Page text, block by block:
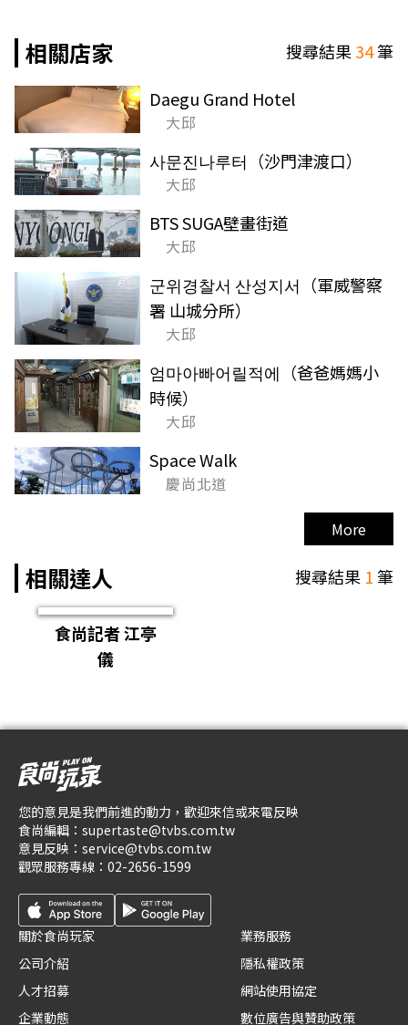
相關店家 搜尋結果34筆
Daegu Grand Hotel
大邱
사문진나루터（沙門津渡口）
大邱
BTS SUGA壁畫街道
大邱
군위경찰서 산성지서（軍威警察
署 山城分所）
大邱
엄마아빠어릴적에（爸爸媽媽小
時候）
大邱
Space Walk
慶尚北道
More
相關達人 搜尋結果 1筆
食尚記者 江亭
儀
您的意見是我們前進的動力，歡迎來信或來電反映
食尚編輯： supertaste@tvbs.com.tw
意見反映： service@tvbs.com.tw
觀眾服務專線： 02-2656-1599
關於食尚玩家
公司介紹
人才招募
企業動態
業務服務
隱私權政策
網站使用協定
數位廣告與贊助政策